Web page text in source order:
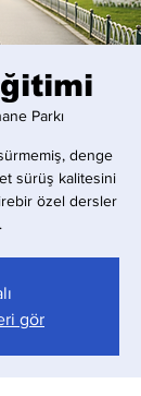
Parkı
denge
sürüş kalitesini
özel dersler
gör